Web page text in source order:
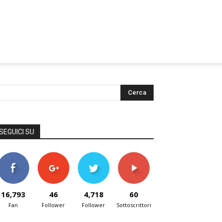
SU
16,793
Fan
46
Follower
4,718
Follower
60
Sottoscrittori